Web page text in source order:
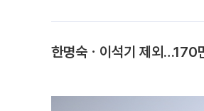
한명숙ㆍ이석기 제외…170